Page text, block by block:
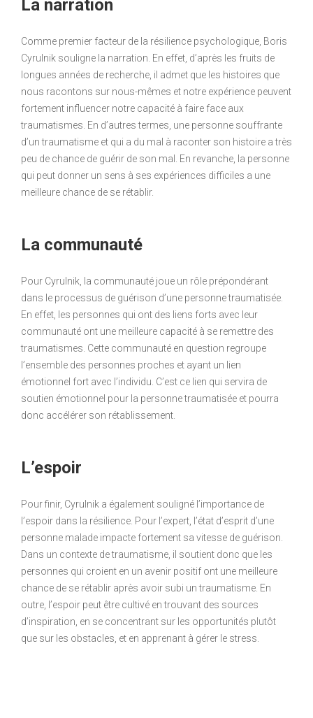
La narration
Comme premier facteur de la résilience psychologique, Boris
Cyrulnik souligne la narration. En effet, d’après les fruits de
longues années de recherche, il admet que les histoires que
nous racontons sur nous-mêmes et notre expérience peuvent
fortement influencer notre capacité à faire face aux
traumatismes. En d’autres termes, une personne souffrante
d’un traumatisme et qui a du mal à raconter son histoire a très
peu de chance de guérir de son mal. En revanche, la personne
qui peut donner un sens à ses expériences difficiles a une
meilleure chance de se rétablir.
La communauté
Pour Cyrulnik, la communauté joue un rôle prépondérant
dans le processus de guérison d’une personne traumatisée.
En effet, les personnes qui ont des liens forts avec leur
communauté ont une meilleure capacité à se remettre des
traumatismes. Cette communauté en question regroupe
l’ensemble des personnes proches et ayant un lien
émotionnel fort avec l’individu. C’est ce lien qui servira de
soutien émotionnel pour la personne traumatisée et pourra
donc accélérer son rétablissement.
L’espoir
Pour finir, Cyrulnik a également souligné l’importance de
l’espoir dans la résilience. Pour l’expert, l’état d’esprit d’une
personne malade impacte fortement sa vitesse de guérison.
Dans un contexte de traumatisme, il soutient donc que les
personnes qui croient en un avenir positif ont une meilleure
chance de se rétablir après avoir subi un traumatisme. En
outre, l’espoir peut être cultivé en trouvant des sources
d’inspiration, en se concentrant sur les opportunités plutôt
que sur les obstacles, et en apprenant à gérer le stress.